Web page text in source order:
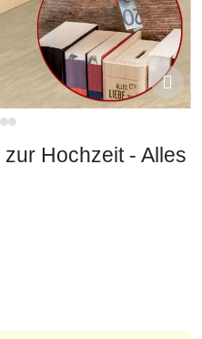
Hochzeit - Alles